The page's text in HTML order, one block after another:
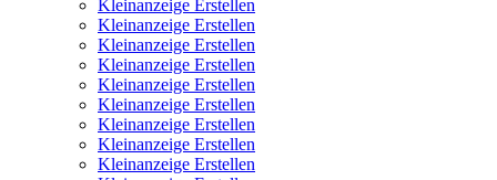
Kleinanzeige Erstellen
Kleinanzeige Erstellen
Kleinanzeige Erstellen
Kleinanzeige Erstellen
Kleinanzeige Erstellen
Kleinanzeige Erstellen
Kleinanzeige Erstellen
Kleinanzeige Erstellen
Kleinanzeige Erstellen